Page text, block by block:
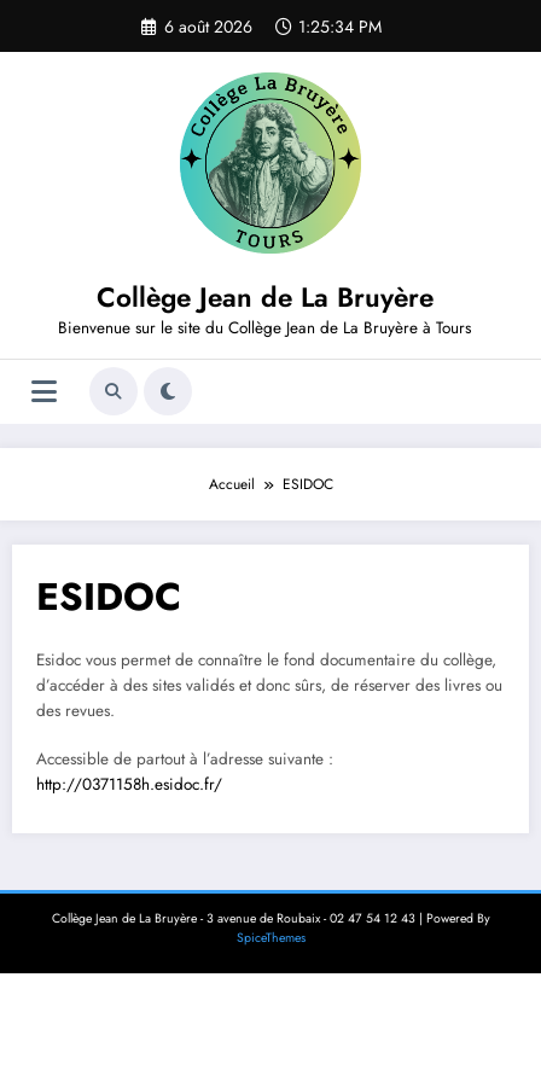
contenu
6 août 2026 1:25:34 PM
Collège Jean de La Bruyère
Bienvenue sur le site du Collège Jean de La Bruyère à Tours
Accueil ESIDOC
ESIDOC
Esidoc vous permet de connaître le fond documentaire du collège,
d’accéder à des sites validés et donc sûrs, de réserver des livres ou
des revues.
Accessible de partout à l’adresse suivante :
http://0371158h.esidoc.fr/
Collège Jean de La Bruyère - 3 avenue de Roubaix - 02 47 54 12 43 | Powered By
SpiceThemes